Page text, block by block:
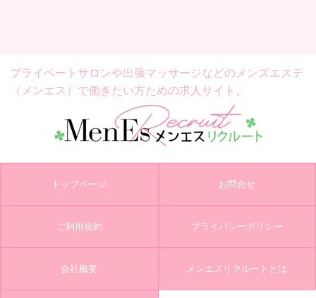
プライベートサロンや出張マッサージなどの メンズエステ
（メンエス）で働きたい方ための求人サイト。
トップページ お問合せ
ご利用規約 プライバシーポリシー
会社概要 メンエスリクルートとは